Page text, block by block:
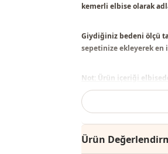
kemerli elbiseolarak
Giydiğiniz bedeni ölçü
sepetinize ekleyerek
Not: Ürün içeriği
kullanılmaktadır.)
Ürün